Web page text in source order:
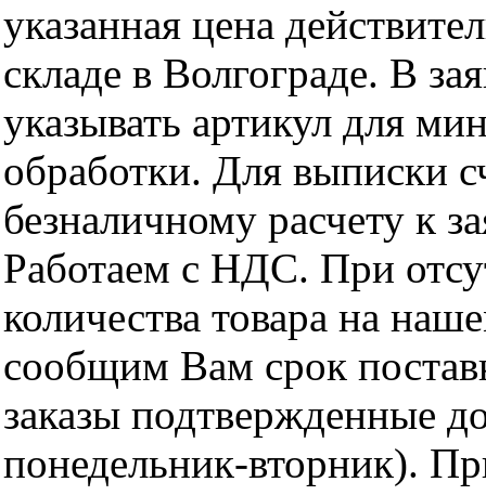
указанная цена
складе в Волгограде. В
указывать артикул для
обработки. Для выписки
безналичному расчету к
Работаем с НДС. При
количества товара на
сообщим Вам срок
заказы подтвержденные
понедельник-вторник).